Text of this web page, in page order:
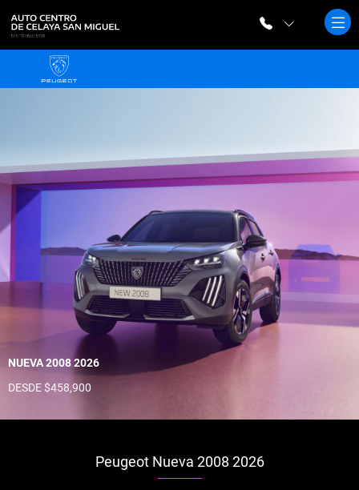
NUEVA 2008 2026
DESDE $458,900
Peugeot Nueva 2008 2026